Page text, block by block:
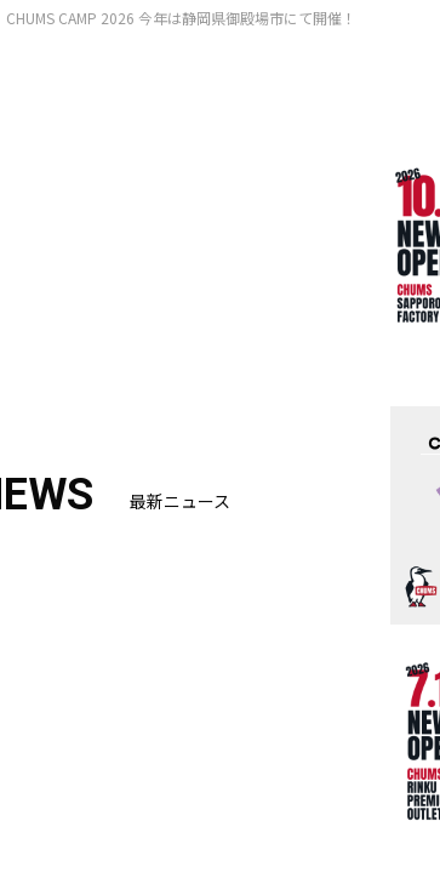
CHUMS CAMP 2026 今年は静岡県御殿場市にて開催！
最新ニュース